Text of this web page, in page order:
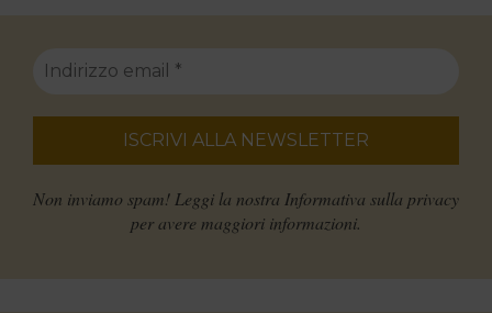
Non inviamo spam! Leggi la nostra Informativa sulla privacy
per avere maggiori informazioni.